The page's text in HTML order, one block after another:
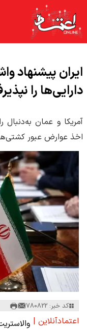
ایران پیشنهاد
دارایی‌ها را
آمریکا و عمان
اخذ عوارض عبور
کد خبر: 780822
اعتمادآنلاین |